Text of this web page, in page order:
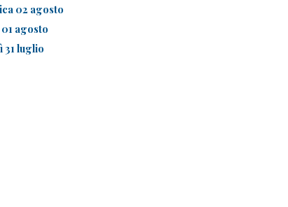
02 agosto
agosto
31 luglio